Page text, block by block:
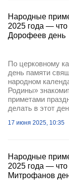
Народные
2025 года — что
Дорофеев день
По церковному
день памяти
народном
Родины»
приметами
делать в этот
17 июня 2025, 10:35
Народные
2025 года — что
Митрофанов